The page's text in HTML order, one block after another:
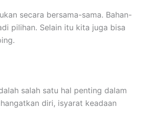
secara bersama-sama. Bahan-
pilihan. Selain itu kita juga bisa
salah satu hal penting dalam
diri, isyarat keadaan